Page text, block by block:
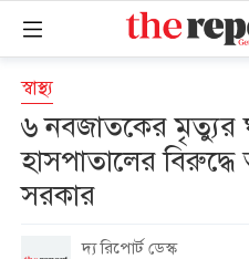
স্বাস্থ্য
৬ নবজাতকের মৃত্যুর
হাসপাতালের
সরকার
দ্য রিপোর্ট ডেস্ক